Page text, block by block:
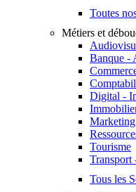
Toutes
Métiers et
Banque -
Digital -
Tourisme
Transport
Tous les